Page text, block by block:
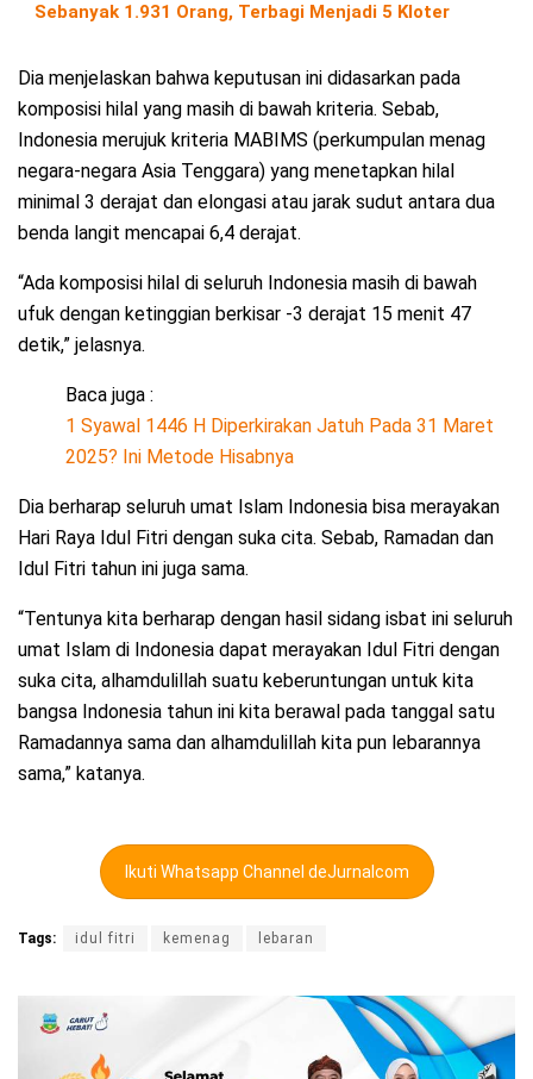
Sebanyak 1.931 Orang, Terbagi Menjadi 5 Kloter
Dia menjelaskan bahwa keputusan ini didasarkan pada
komposisi hilal yang masih di bawah kriteria. Sebab,
Indonesia merujuk kriteria MABIMS (perkumpulan menag
negara-negara Asia Tenggara) yang menetapkan hilal
minimal 3 derajat dan elongasi atau jarak sudut antara dua
benda langit mencapai 6,4 derajat.
“Ada komposisi hilal di seluruh Indonesia masih di bawah
ufuk dengan ketinggian berkisar -3 derajat 15 menit 47
detik,” jelasnya.
Baca juga :
1 Syawal 1446 H Diperkirakan Jatuh Pada 31 Maret
2025? Ini Metode Hisabnya
Dia berharap seluruh umat Islam Indonesia bisa merayakan
Hari Raya Idul Fitri dengan suka cita. Sebab, Ramadan dan
Idul Fitri tahun ini juga sama.
“Tentunya kita berharap dengan hasil sidang isbat ini seluruh
umat Islam di Indonesia dapat merayakan Idul Fitri dengan
suka cita, alhamdulillah suatu keberuntungan untuk kita
bangsa Indonesia tahun ini kita berawal pada tanggal satu
Ramadannya sama dan alhamdulillah kita pun lebarannya
sama,” katanya.
Ikuti Whatsapp Channel deJurnalcom
Tags: idul fitri kemenag lebaran